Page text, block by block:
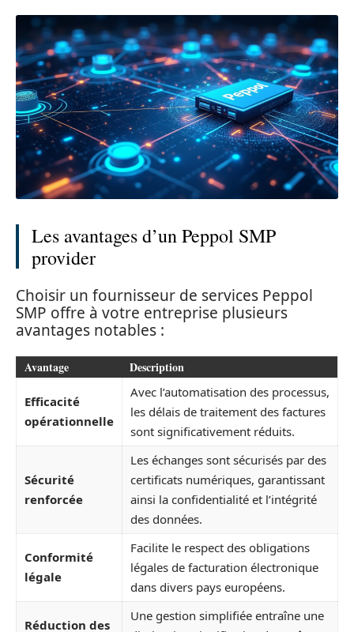
Les avantages d’un Peppol SMP
provider
Choisir un fournisseur de services Peppol
SMP offre à votre entreprise plusieurs
avantages notables :
Avantage Description
Efficacité
opérationnelle
Avec l’automatisation des processus,
les délais de traitement des factures
sont significativement réduits.
Sécurité
renforcée
Les échanges sont sécurisés par des
certificats numériques, garantissant
ainsi la confidentialité et l’intégrité
des données.
Conformité
légale
Facilite le respect des obligations
légales de facturation électronique
dans divers pays européens.
Réduction des
Une gestion simplifiée entraîne une